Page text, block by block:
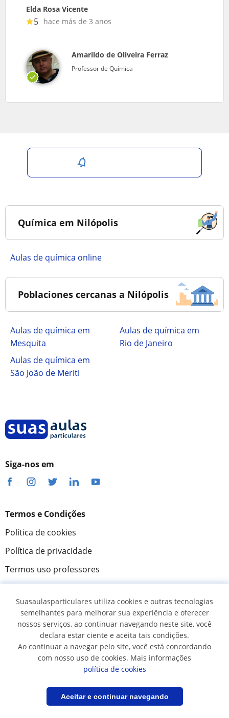
Salvar pesquisa Filtrar
Elda Rosa Vicente
5 hace más de 3 anos
Amarildo de Oliveira Ferraz
Professor de Química
Química em Nilópolis
Aulas de química online
Poblaciones cercanas a Nilópolis
Aulas de química em
Mesquita
Aulas de química em
Rio de Janeiro
Aulas de química em
São João de Meriti
Siga-nos em
Termos e Condições
Política de cookies
Política de privacidade
Termos uso professores
Segurança
Saiba mais
Acesso professores
Suasaulasparticulares utiliza cookies e outras tecnologias
semelhantes para melhorar sua experiência e oferecer
nossos serviços, ao continuar navegando neste site, você
declara estar ciente e aceita tais condições.
Ao continuar a navegar pelo site, você está concordando
com nosso uso de cookies. Mais informações
política de cookies
Aceitar e continuar navegando